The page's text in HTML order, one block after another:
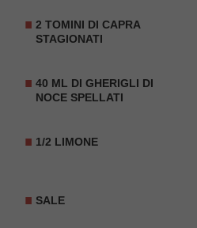
2 TOMINI DI CAPRA
STAGIONATI
40 ML DI GHERIGLI DI
NOCE SPELLATI
1/2 LIMONE
SALE